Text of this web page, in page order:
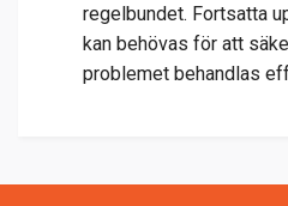
regelbundet. Fortsatta
kan behövas för att
problemet behandlas